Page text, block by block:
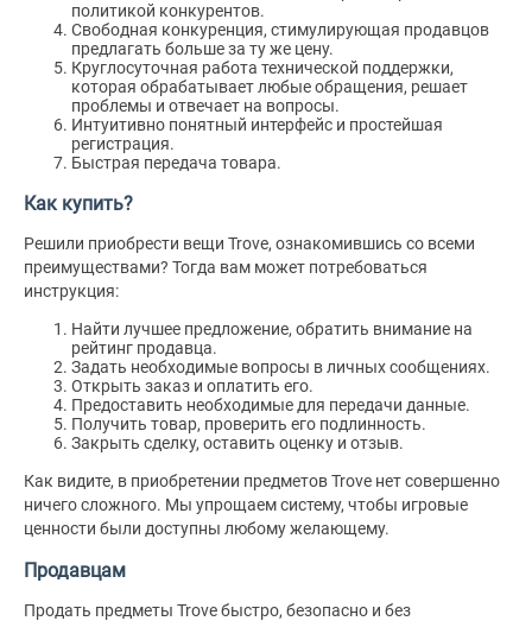
политикой конкурентов.
Свободная конкуренция, стимулирующая продавцов
предлагать больше за ту же цену.
Круглосуточная работа технической поддержки,
которая обрабатывает любые обращения, решает
проблемы и отвечает на вопросы.
Интуитивно понятный интерфейс и простейшая
регистрация.
Быстрая передача товара.
Как купить?
Решили приобрести вещи Trove, ознакомившись со всеми
преимуществами? Тогда вам может потребоваться
инструкция:
Найти лучшее предложение, обратить внимание на
рейтинг продавца.
Задать необходимые вопросы в личных сообщениях.
Открыть заказ и оплатить его.
Предоставить необходимые для передачи данные.
Получить товар, проверить его подлинность.
Закрыть сделку, оставить оценку и отзыв.
Как видите, в приобретении предметов Trove нет совершенно
ничего сложного. Мы упрощаем систему, чтобы игровые
ценности были доступны любому желающему.
Продавцам
Продать предметы Trove быстро, безопасно и без